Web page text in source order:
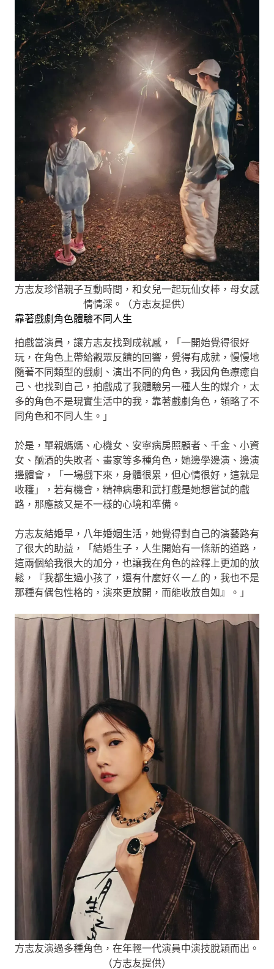
方志友珍惜親子互動時間，和女兒一起玩仙女棒，母女感
情情深。（方志友提供）
靠著戲劇角色體驗不同人生
拍戲當演員，讓方志友找到成就感，「一開始覺得很好
玩，在角色上帶給觀眾反饋的回響，覺得有成就，慢慢地
隨著不同類型的戲劇、演出不同的角色，我因角色療癒自
己、也找到自己，拍戲成了我體驗另一種人生的媒介，太
多的角色不是現實生活中的我，靠著戲劇角色，領略了不
同角色和不同人生。」
於是，單親媽媽、心機女、安寧病房照顧者、千金、小資
女、酗酒的失敗者、畫家等多種角色，她邊學邊演、邊演
邊體會，「一場戲下來，身體很累，但心情很好，這就是
收穫」，若有機會，精神病患和武打戲是她想嘗試的戲
路，那應該又是不一樣的心境和準備。
方志友結婚早，八年婚姻生活，她覺得對自己的演藝路有
了很大的助益，「結婚生子，人生開始有一條新的道路，
這兩個給我很大的加分，也讓我在角色的詮釋上更加的放
鬆，『我都生過小孩了，還有什麼好ㄍ一ㄥ的，我也不是
那種有偶包性格的，演來更放開，而能收放自如』。」
方志友演過多種角色，在年輕一代演員中演技脫穎而出。
（方志友提供）